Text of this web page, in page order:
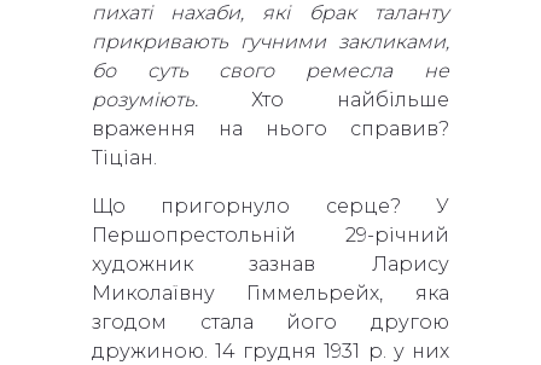
пихаті нахаби, які брак таланту
прикривають гучними закликами,
бо суть свого ремесла не
розуміють. Хто найбільше
враження на нього справив?
Тіціан.
Що пригорнуло серце? У
Першопрестольній 29-річний
художник зазнав Ларису
Миколаївну Гіммельрейх, яка
згодом стала його другою
дружиною. 14 грудня 1931 р. у них